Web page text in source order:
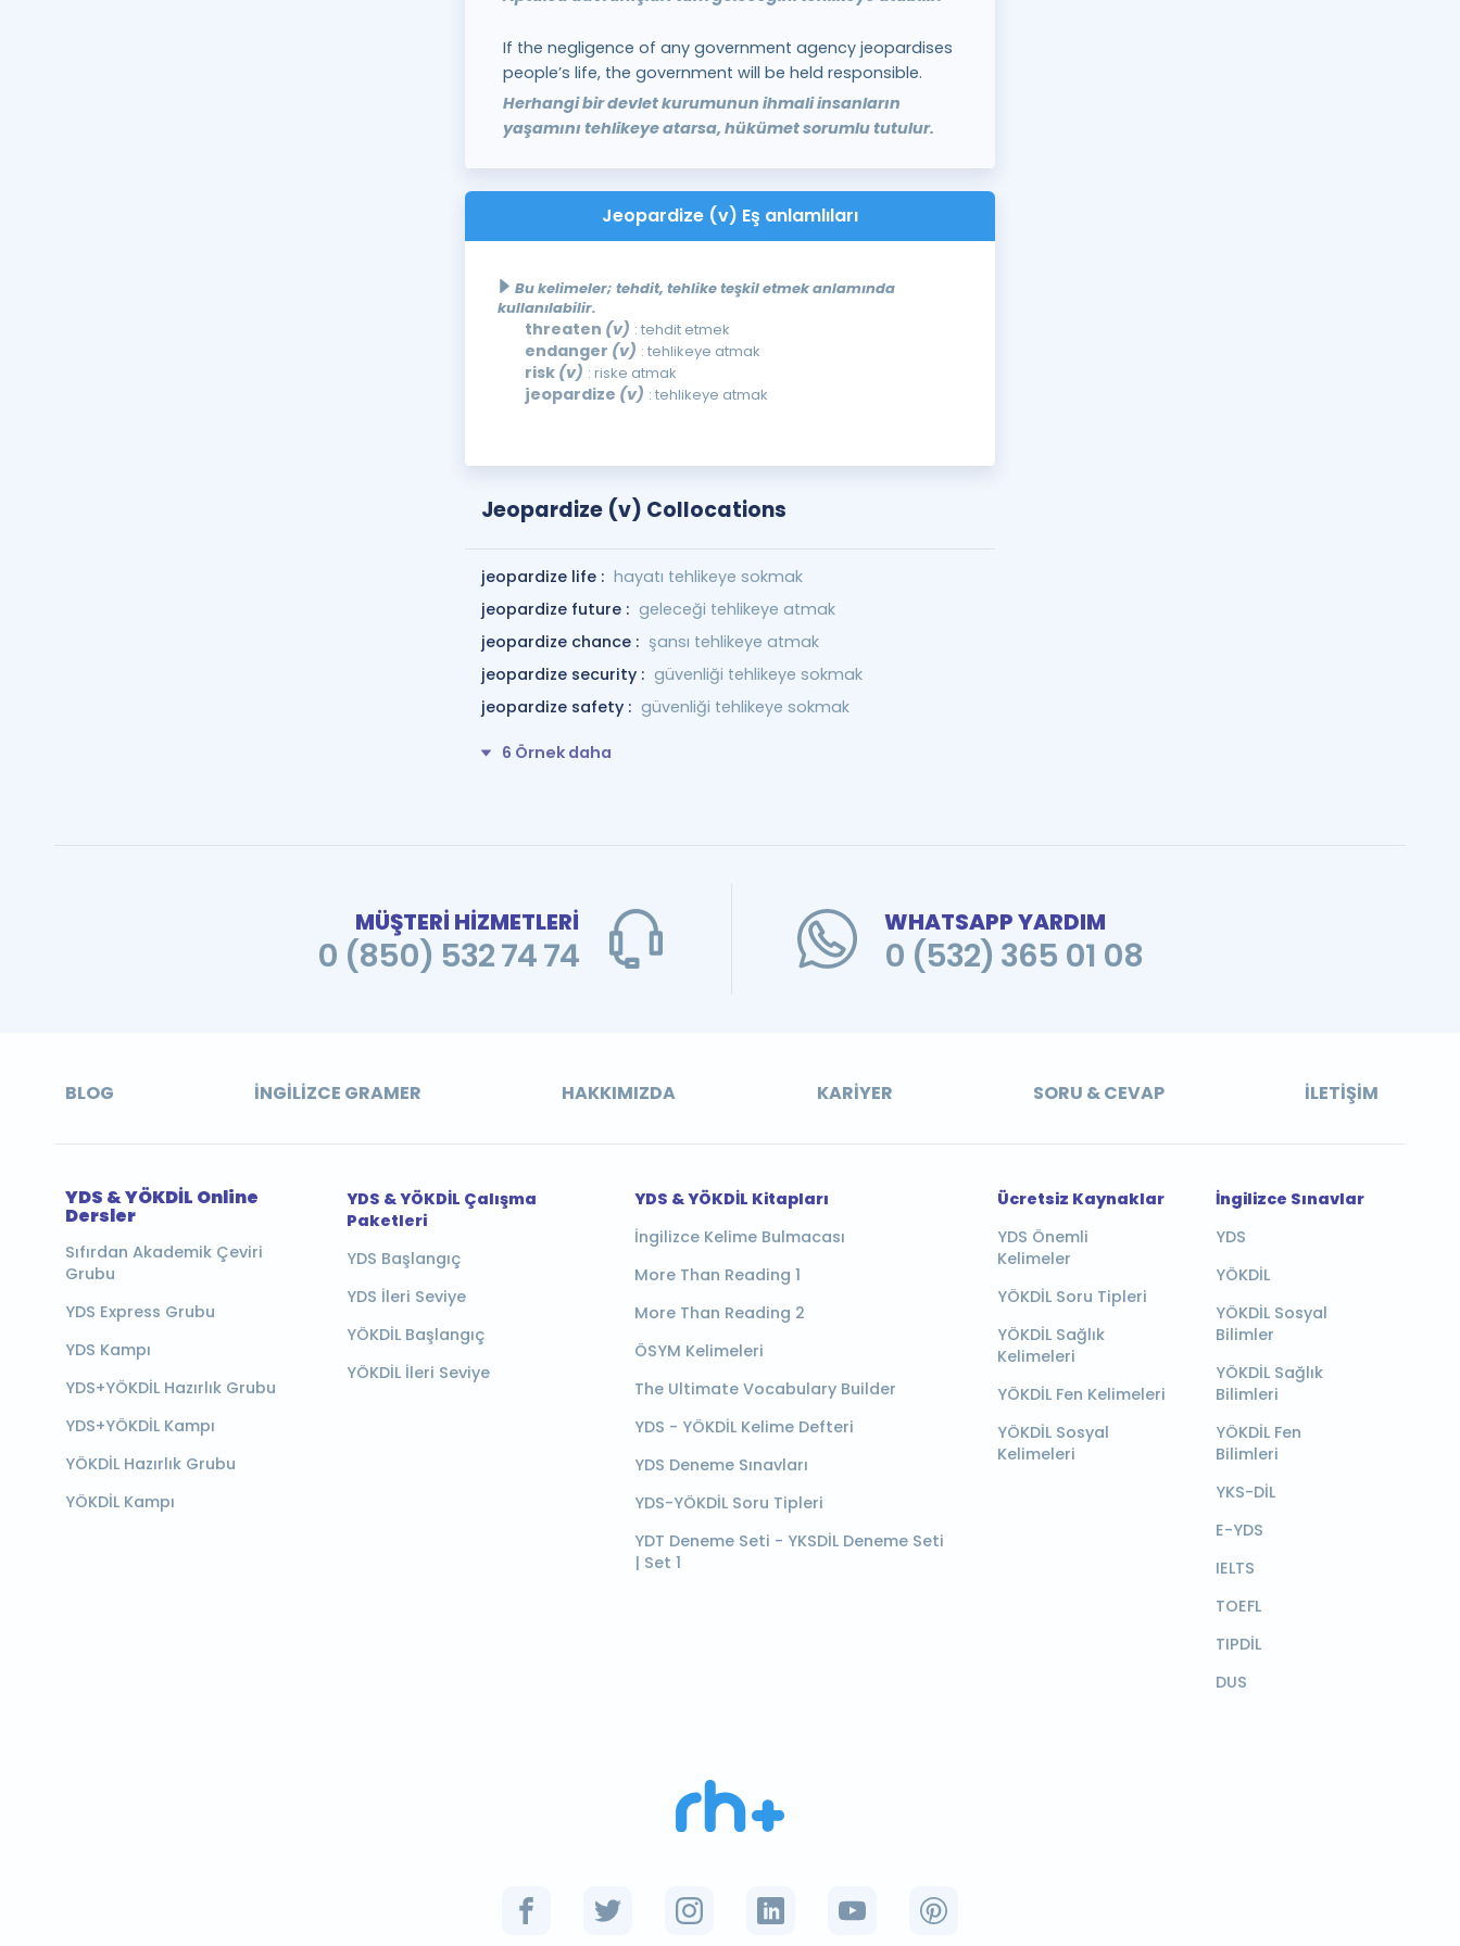
If the negligence of any government agency jeopardises
people’s life, the government will be held responsible.
Herhangi bir devlet kurumunun ihmali insanların
yaşamını tehlikeye atarsa, hükümet sorumlu tutulur.
Jeopardize (v) Eş anlamlıları
Bu kelimeler; tehdit, tehlike teşkil etmek anlamında
kullanılabilir.
threaten (v) : tehdit etmek
endanger (v) : tehlikeye atmak
risk (v) : riske atmak
jeopardize (v) : tehlikeye atmak
Jeopardize (v) Collocations
jeopardize life : hayatı tehlikeye sokmak
jeopardize future : geleceği tehlikeye atmak
jeopardize chance : şansı tehlikeye atmak
jeopardize security : güvenliği tehlikeye sokmak
jeopardize safety : güvenliği tehlikeye sokmak
6 Örnek daha
MÜŞTERİ HİZMETLERİ
0 (850) 532 74 74
WHATSAPP YARDIM
0 (532) 365 01 08
BLOG İNGILIZCE GRAMER HAKKIMIZDA KARIYER SORU & CEVAP İLETIŞIM
YDS & YÖKDİL Online
Dersler
Sıfırdan Akademik Çeviri
Grubu
YDS Express Grubu
YDS Kampı
YDS+YÖKDİL Hazırlık Grubu
YDS+YÖKDİL Kampı
YÖKDİL Hazırlık Grubu
YÖKDİL Kampı
YDS & YÖKDİL Çalışma
Paketleri
YDS Başlangıç
YDS İleri Seviye
YÖKDİL Başlangıç
YÖKDİL İleri Seviye
YDS & YÖKDİL Kitapları
İngilizce Kelime Bulmacası
More Than Reading 1
More Than Reading 2
ÖSYM Kelimeleri
The Ultimate Vocabulary Builder
YDS - YÖKDİL Kelime Defteri
YDS Deneme Sınavları
YDS-YÖKDİL Soru Tipleri
YDT Deneme Seti - YKSDİL Deneme Seti
| Set 1
Ücretsiz Kaynaklar
YDS Önemli
Kelimeler
YÖKDİL Soru Tipleri
YÖKDİL Sağlık
Kelimeleri
YÖKDİL Fen Kelimeleri
YÖKDİL Sosyal
Kelimeleri
İngilizce Sınavlar
YDS
YÖKDİL
YÖKDİL Sosyal
Bilimler
YÖKDİL Sağlık
Bilimleri
YÖKDİL Fen
Bilimleri
YKS-DİL
E-YDS
IELTS
TOEFL
TIPDİL
DUS